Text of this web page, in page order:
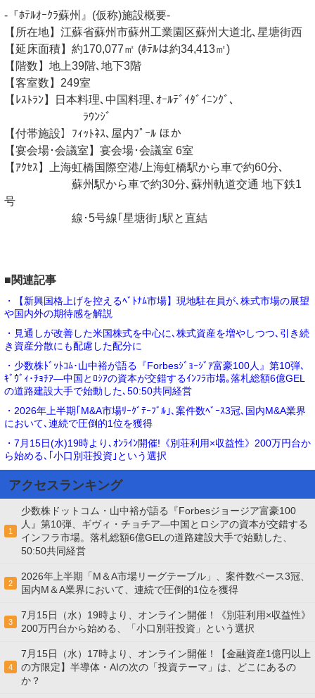
-『ﾎﾃﾙｵｰｸﾗ蘇州』(仮称)施設概要-
【所在地】江蘇省蘇州市蘇州工業園区蘇州大道北､星塘街西
【延床面積】約170,077㎡ (ﾎﾃﾙは約34,413㎡)
【階数】地上39階､地下3階
【客室数】249室
【ﾚｽﾄﾗﾝ】日本料理､中国料理､ｵｰﾙﾃﾞｲﾀﾞｲﾆﾝｸﾞ､
ﾗｳﾝｼﾞ
【付帯施設】ﾌｨｯﾄﾈｽ､屋内ﾌﾟｰﾙ ほか
【宴会場･会議室】宴会場･会議室 6室
【ｱｸｾｽ】上海虹橋国際空港/上海虹橋駅から車で約60分､
蘇州駅から車で約30分､蘇州軌道交通 地下鉄1
号
線･5号線｢星塘街｣駅と直結
■関連記事
・【新興国格上げを控えるﾍﾞﾄﾅﾑ市場】現地駐在員が､株式市場の展望
や国内外の期待感を解説
・見通しが改善した米国株式を中心に､株式資産を増やしつつ､引き続
き資産分散にも配慮した配分に
・少数株ﾄﾞｯﾄｺﾑ･山中裕が語る『Forbesｼﾞｮｰｼﾞｱ富豪100人』第10弾､
ｷﾞｳﾞｨ･ﾁｮﾁｱ―中国とﾛｼｱの資本が交錯するｲﾝﾌﾗ市場｡落札総額6億GEL
の道路建設大手で始動した､50:50共同経営
・2026年上半期｢M&A市場ﾘｰｸﾞﾃｰﾌﾞﾙ｣､案件数ﾍﾞｰｽ3冠､国内M&A業界
において､連続で圧倒的1位を獲得
・7月15日(水)19時より､ｵﾝﾗｲﾝ開催!《別荘利用×収益性》200万円台か
ら始める､｢小口別荘投資｣という選択
アクセスランキング
1
少数株ドットコム・山中裕が語る『Forbesジョージア富豪100
人』第10弾、ギヴィ・チョチア―中国とロシアの資本が交錯する
インフラ市場。落札総額6億GELの道路建設大手で始動した、
50:50共同経営
2
2026年上半期「M＆A市場リーグテーブル」、案件数ベース3冠、
国内M＆A業界において、連続で圧倒的1位を獲得
3
7月15日（水）19時より、オンライン開催！《別荘利用×収益性》
200万円台から始める、「小口別荘投資」という選択
4
7月15日（水）17時より、オンライン開催！【金融資産1億円以上
の方限定】半導体・AIの次の「投資テーマ」は、どこにあるの
か？